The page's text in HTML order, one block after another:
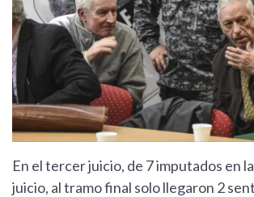
En el tercer juicio, de 7 imputados en
juicio, al tramo final solo llegaron 2